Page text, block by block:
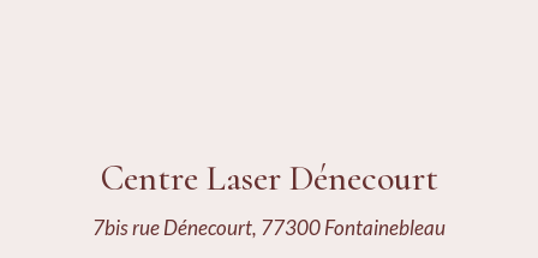
Centre Laser Dénecourt
7bis rue Dénecourt, 77300 Fontainebleau